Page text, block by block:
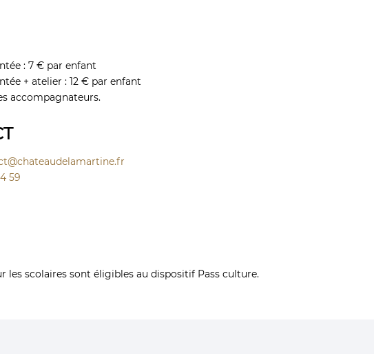
: 7 € par enfant
+ atelier : 12 € par enfant
accompagnateurs.
59
les scolaires sont éligibles au dispositif Pass culture.